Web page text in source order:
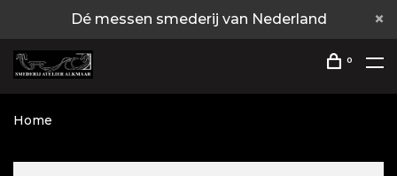
Dé messen smederij van Nederland
0
Home